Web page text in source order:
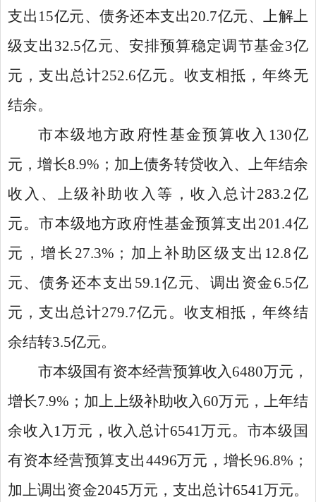
支出15亿元、债务还本支出20.7亿元、上解上
级支出32.5亿元、安排预算稳定调节基金3亿
元，支出总计252.6亿元。收支相抵，年终无
结余。
市本级地方政府性基金预算收入130亿
元，增长8.9%；加上债务转贷收入、上年结余
收入、上级补助收入等，收入总计283.2亿
元。市本级地方政府性基金预算支出201.4亿
元，增长27.3%；加上补助区级支出12.8亿
元、债务还本支出59.1亿元、调出资金6.5亿
元，支出总计279.7亿元。收支相抵，年终结
余结转3.5亿元。
市本级国有资本经营预算收入6480万元，
增长7.9%；加上上级补助收入60万元，上年结
余收入1万元，收入总计6541万元。市本级国
有资本经营预算支出4496万元，增长96.8%；
加上调出资金2045万元，支出总计6541万元。